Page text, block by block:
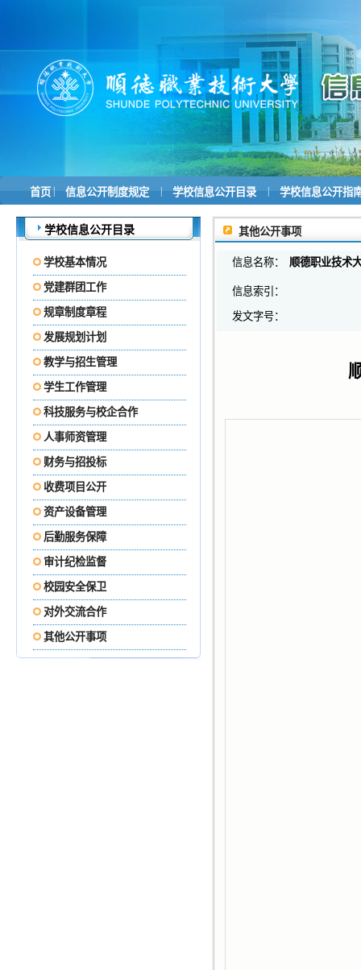
首页 信息公开制度规定 学校信息公开目录 学校信息公开指
学校信息公开目录
学校基本情况
党建群团工作
规章制度章程
发展规划计划
教学与招生管理
学生工作管理
科技服务与校企合作
人事师资管理
财务与招投标
收费项目公开
资产设备管理
后勤服务保障
审计纪检监督
校园安全保卫
对外交流合作
其他公开事项
其他公开事项
信息名称： 顺德职业技术
信息索引：
发文字号：